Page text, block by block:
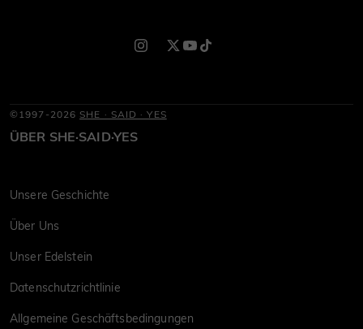
©1997-2026 SHE · SAID · YES
ÜBER SHE·SAID·YES
Unsere Geschichte
Über Uns
Unser Edelstein
Datenschutzrichtlinie
Allgemeine Geschäftsbedingungen